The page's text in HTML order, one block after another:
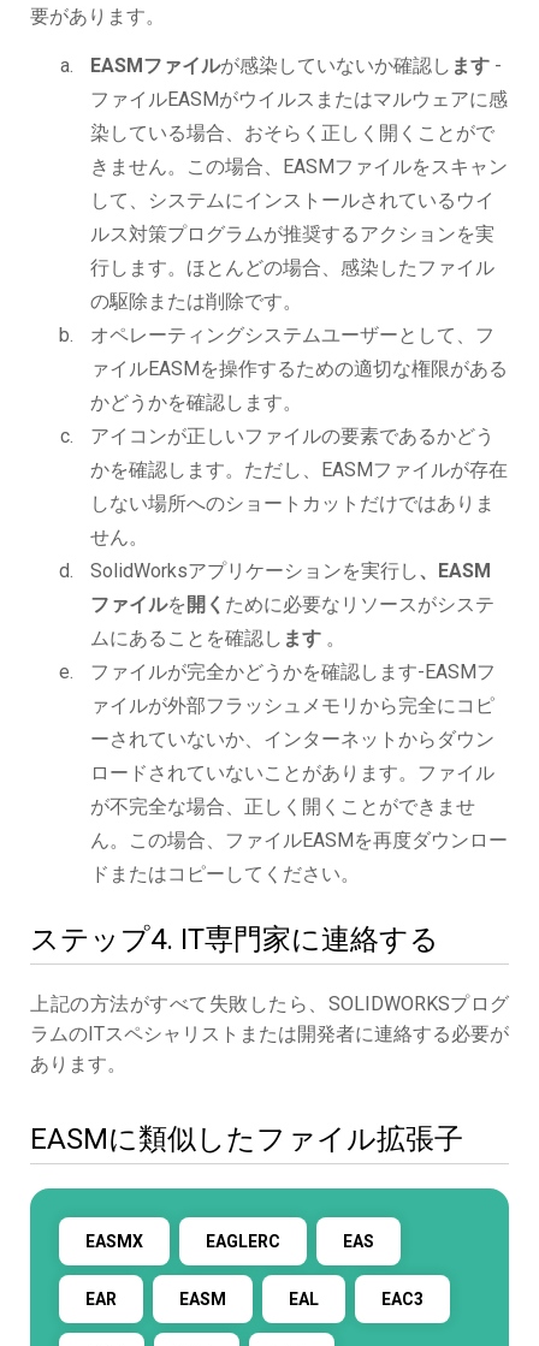
要があります。
EASMファイルが感染していないか確認し ます -
ファイルEASMがウイルスまたはマルウェアに感
染している場合、おそらく正しく開くことがで
きません。この場合、EASMファイルをスキャン
して、システムにインストールされているウイ
ルス対策プログラムが推奨するアクションを実
行します。ほとんどの場合、感染したファイル
の駆除または削除です。
オペレーティングシステムユーザーとして、フ
ァイルEASMを操作するための適切な権限がある
かどうかを確認します。
アイコンが正しいファイルの要素であるかどう
かを確認します。ただし、EASMファイルが存在
しない場所へのショートカットだけではありま
せん。
SolidWorksアプリケーションを実行し、EASM
ファイルを 開く ために必要なリソースがシステ
ムにあることを確認し ます 。
ファイルが完全かどうかを確認します-EASMフ
ァイルが外部フラッシュメモリから完全にコピ
ーされていないか、インターネットからダウン
ロードされていないことがあります。ファイル
が不完全な場合、正しく開くことができませ
ん。この場合、ファイルEASMを再度ダウンロー
ドまたはコピーしてください。
ステップ4. IT専門家に連絡する
上記の方法がすべて失敗したら、SOLIDWORKSプログ
ラムのITスペシャリストまたは開発者に連絡する必要が
あります。
EASMに類似したファイル拡張子
EASMX EAGLERC EAS
EAR EASM EAL EAC3